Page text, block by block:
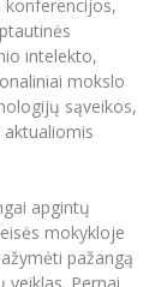
konferencijos,
intelekto,
mokslo
sąveikos,
apgintų
mokykloje
pažangą